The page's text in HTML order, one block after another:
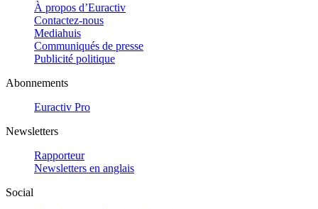
À propos d’Euractiv
Contactez-nous
Mediahuis
Communiqués de presse
Publicité politique
Abonnements
Euractiv Pro
Newsletters
Rapporteur
Newsletters en anglais
Social